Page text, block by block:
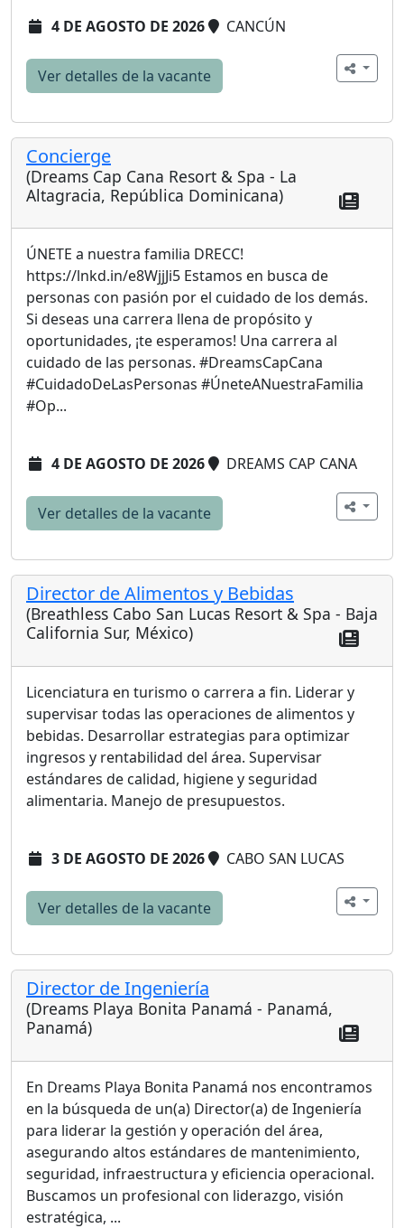
4 DE AGOSTO DE 2026 CANCÚN
Ver detalles de la vacante
Concierge
(Dreams Cap Cana Resort & Spa - La
Altagracia, República Dominicana)
ÚNETE a nuestra familia DRECC!
https://lnkd.in/e8WjjJi5 Estamos en busca de
personas con pasión por el cuidado de los demás.
Si deseas una carrera llena de propósito y
oportunidades, ¡te esperamos! Una carrera al
cuidado de las personas. #DreamsCapCana
#CuidadoDeLasPersonas #ÚneteANuestraFamilia
#Op...
4 DE AGOSTO DE 2026 DREAMS CAP CANA
Ver detalles de la vacante
Director de Alimentos y Bebidas
(Breathless Cabo San Lucas Resort & Spa - Baja
California Sur, México)
Licenciatura en turismo o carrera a fin. Liderar y
supervisar todas las operaciones de alimentos y
bebidas. Desarrollar estrategias para optimizar
ingresos y rentabilidad del área. Supervisar
estándares de calidad, higiene y seguridad
alimentaria. Manejo de presupuestos.
3 DE AGOSTO DE 2026 CABO SAN LUCAS
Ver detalles de la vacante
Director de Ingeniería
(Dreams Playa Bonita Panamá - Panamá,
Panamá)
En Dreams Playa Bonita Panamá nos encontramos
en la búsqueda de un(a) Director(a) de Ingeniería
para liderar la gestión y operación del área,
asegurando altos estándares de mantenimiento,
seguridad, infraestructura y eficiencia operacional.
Buscamos un profesional con liderazgo, visión
estratégica, ...